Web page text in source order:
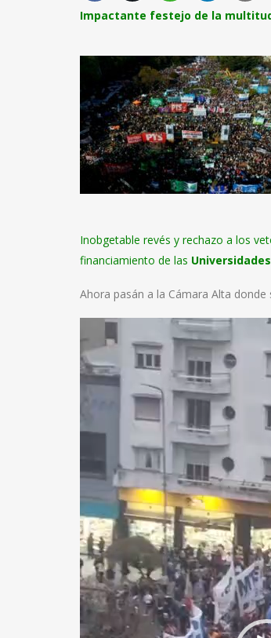
Impactante festejo de la
Inobgetable revés y rechazo a los
financiamiento de las Universidades
Ahora pasán a la Cámara Alta
Reproductor
de
vídeo